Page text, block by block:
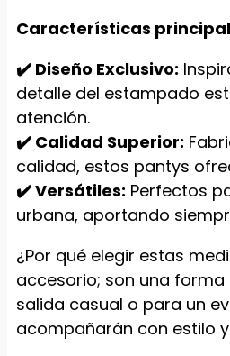
Características
✔️ Diseño Exclusivo:
detalle del estampado
atención.
✔️ Calidad Superior:
calidad, estos pantys
✔️ Versátiles: Perfectos
urbana, aportando
¿Por qué elegir estas
accesorio; son una forma
salida casual o para un
acompañarán con estilo